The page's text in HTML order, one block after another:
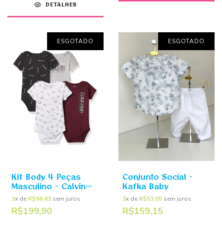
DETALHES
ESGOTADO
Kit Body 4 Peças
Masculino - Calvin
Klein
3x de R$66,63 sem juros
R$199,90
ESGOTADO
Conjunto Social -
Kafka Baby
3x de R$53,05 sem juros
R$159,15